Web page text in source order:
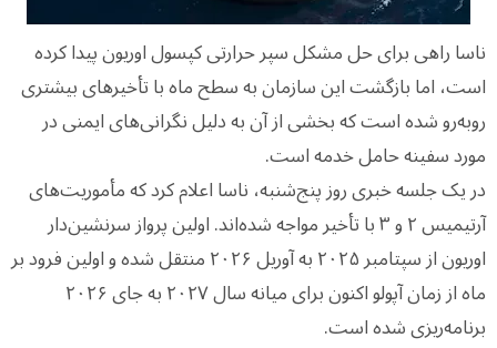
ناسا راهی برای حل مشکل سپر حرارتی کپسول اوریون پیدا کرده
است، اما بازگشت این سازمان به سطح ماه با تأخیرهای بیشتری
روبه‌رو شده است که بخشی از آن به دلیل نگرانی‌های ایمنی در
مورد سفینه حامل خدمه است.
در یک جلسه خبری روز پنج‌شنبه، ناسا اعلام کرد که مأموریت‌های
آرتیمیس ۲ و ۳ با تأخیر مواجه شده‌اند. اولین پرواز سرنشین‌دار
اوریون از سپتامبر ۲۰۲۵ به آوریل ۲۰۲۶ منتقل شده و اولین فرود بر
ماه از زمان آپولو اکنون برای میانه سال ۲۰۲۷ به جای ۲۰۲۶
برنامه‌ریزی شده است.